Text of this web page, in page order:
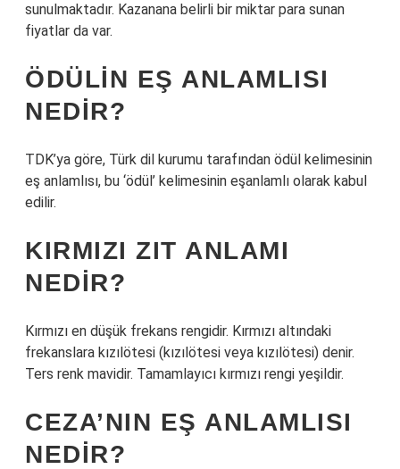
sunulmaktadır. Kazanana belirli bir miktar para sunan
fiyatlar da var.
ÖDÜLIN EŞ ANLAMLISI
NEDIR?
TDK’ya göre, Türk dil kurumu tarafından ödül kelimesinin
eş anlamlısı, bu ‘ödül’ kelimesinin eşanlamlı olarak kabul
edilir.
KIRMIZI ZIT ANLAMI
NEDIR?
Kırmızı en düşük frekans rengidir. Kırmızı altındaki
frekanslara kızılötesi (kızılötesi veya kızılötesi) denir.
Ters renk mavidir. Tamamlayıcı kırmızı rengi yeşildir.
CEZA’NIN EŞ ANLAMLISI
NEDIR?